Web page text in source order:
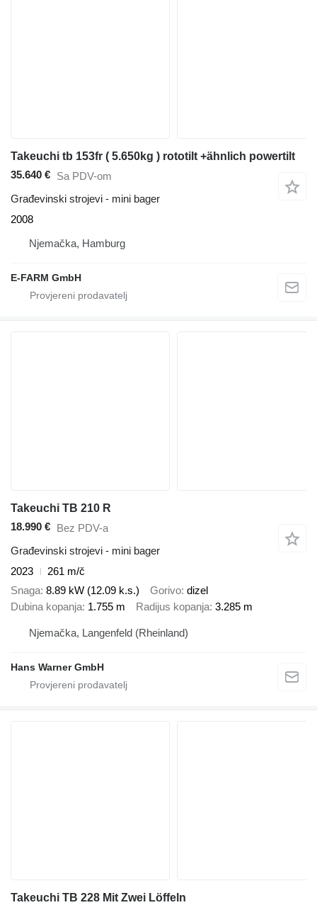
Takeuchi tb 153fr ( 5.650kg ) rototilt +ähnlich powertilt
35.640 € Sa PDV-om
Građevinski strojevi - mini bager
2008
Njemačka, Hamburg
E-FARM GmbH
Takeuchi TB 210 R
18.990 € Bez PDV-a
Građevinski strojevi - mini bager
2023
261 m/č
Snaga 8.89 kW (12.09 k.s.) Gorivo dizel
Dubina kopanja 1.755 m Radijus kopanja 3.285 m
Njemačka, Langenfeld (Rheinland)
Hans Warner GmbH
Takeuchi TB 228 Mit Zwei Löffeln